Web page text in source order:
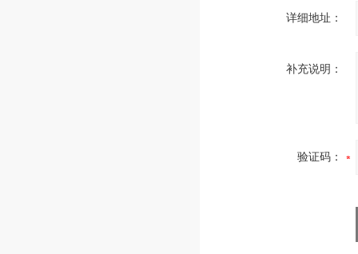
详细地址：
补充说明：
验证码：